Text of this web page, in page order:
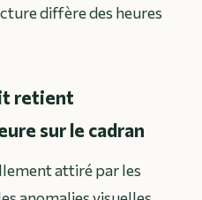
diffère des heures
retient
sur le cadran
attiré par les